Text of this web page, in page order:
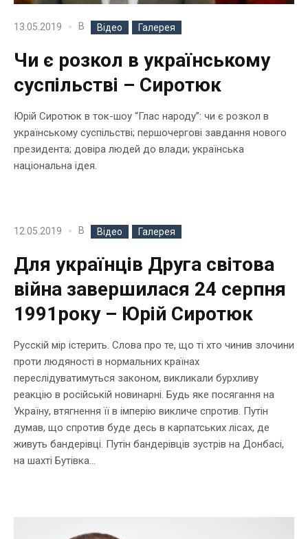
13.05.2019 В Відео Галерея
Чи є розкол в українському
суспільстві – Сиротюк
Юрій Сиротюк в ток-шоу “Глас народу”: чи є розкол в
українському суспільстві; першочергові завдання нового
президента; довіра людей до влади; українська
національна ідея.
12.05.2019 В Відео Галерея
Для українців Друга світова
війна завершилася 24 серпня
1991року – Юрій Сиротюк
Русскій мір істерить. Слова про те, що ті хто чинив злочини
проти людяності в нормальних країнах
переслідуватимуться законом, викликали бурхливу
реакцію в російській новинарні. Будь яке посягання на
Україну, втягнення її в імперію викличе спротив. Путін
думав, що спротив буде десь в карпатських лісах, де
живуть бандерівці. Путін бандерівців зустрів на Донбасі,
на шахті Бутівка...